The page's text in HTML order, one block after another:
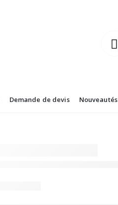
Demande de devis Nouveautés